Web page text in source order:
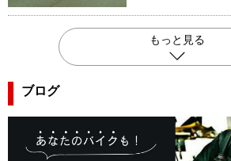
もっと見る
ブログ